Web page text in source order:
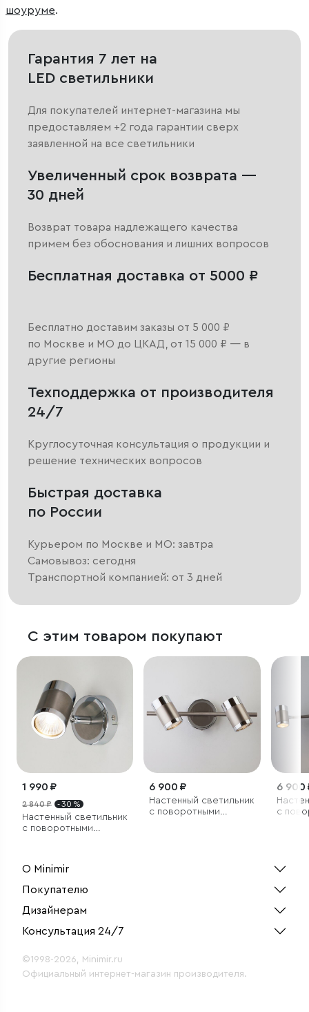
шоуруме.
Гарантия 7 лет на
LED светильники
Для покупателей интернет-магазина мы
предоставляем +2 года гарантии сверх
заявленной на все светильники
Увеличенный срок возврата —
30 дней
Возврат товара надлежащего качества
примем без обоснования и лишних вопросов
Бесплатная доставка от 5000 ₽
Бесплатно доставим заказы от 5 000 ₽
по Москве и МО до ЦКАД, от 15 000 ₽ — в
другие регионы
Техподдержка от производителя
24/7
Круглосуточная консультация о продукции и
решение технических вопросов
Быстрая доставка
по России
Курьером по Москве и МО: завтра
Самовывоз: сегодня
Транспортной компанией: от 3 дней
С этим товаром покупают
1 990 ₽
2 840 ₽ - 30 %
Настенный светильник
с поворотными
6 900 ₽
Настенный светильник
с поворотными
6 900
с
О Minimir
Покупателю
Дизайнерам
Консультация 24/7
©1998-2026, Minimir.ru
Официальный интернет-магазин производителя.